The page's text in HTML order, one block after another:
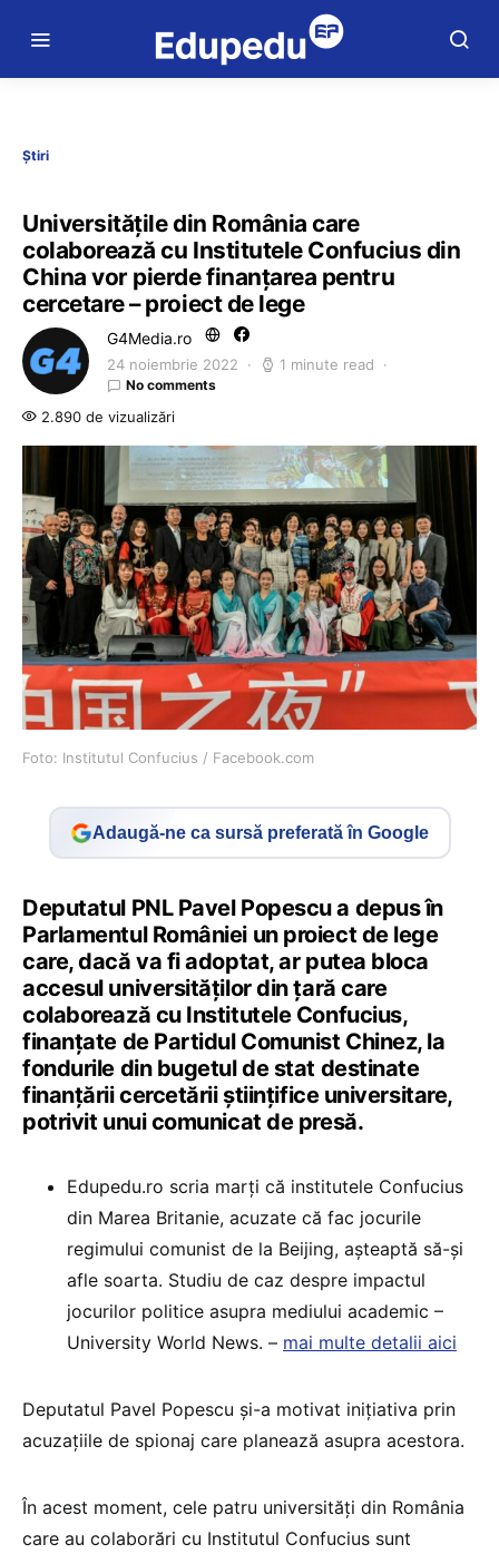
Știri
Universitățile din România care
colaborează cu Institutele Confucius din
China vor pierde finanțarea pentru
cercetare – proiect de lege
G4Media.ro
24 noiembrie 2022 1 minute read
No comments
2.890 de vizualizări
Foto: Institutul Confucius / Facebook.com
Adaugă-ne ca sursă preferată în Google
Deputatul PNL Pavel Popescu a depus în
Parlamentul României un proiect de lege
care, dacă va fi adoptat, ar putea bloca
accesul universităților din țară care
colaborează cu Institutele Confucius,
finanțate de Partidul Comunist Chinez, la
fondurile din bugetul de stat destinate
finanțării cercetării științifice universitare,
potrivit unui comunicat de presă.
Edupedu.ro scria marți că institutele Confucius
din Marea Britanie, acuzate că fac jocurile
regimului comunist de la Beijing, așteaptă să-și
afle soarta. Studiu de caz despre impactul
jocurilor politice asupra mediului academic –
University World News. – mai multe detalii aici
Deputatul Pavel Popescu și-a motivat inițiativa prin
acuzațiile de spionaj care planează asupra acestora.
În acest moment, cele patru universități din România
care au colaborări cu Institutul Confucius sunt